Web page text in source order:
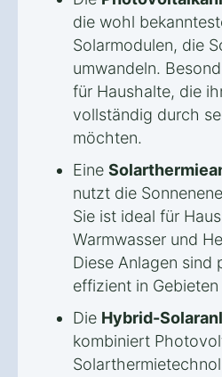
die wohl
Solarmodulen, die
umwandeln.
für Haushalte, die
vollständig durch
möchten.
Eine
nutzt die
Sie ist ideal für
Warmwasser und
Diese Anlagen sind
effizient in
Die Hybrid-
kombiniert